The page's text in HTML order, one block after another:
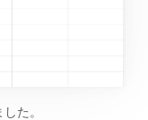
た。